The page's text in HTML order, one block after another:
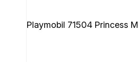
Playmobil 71504 Princess